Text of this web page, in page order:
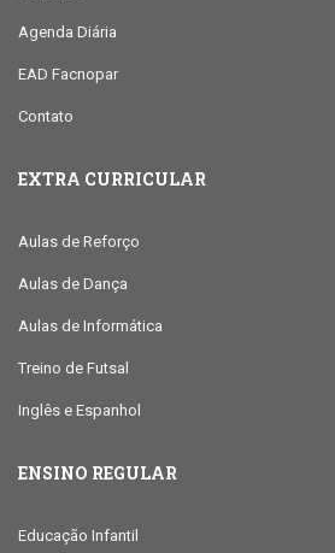
Agenda Diária
EAD Facnopar
Contato
EXTRA CURRICULAR
Aulas de Reforço
Aulas de Dança
Aulas de Informática
Treino de Futsal
Inglês e Espanhol
ENSINO REGULAR
Educação Infantil